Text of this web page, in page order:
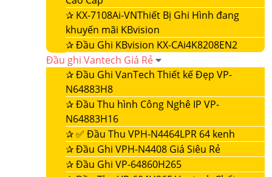
✰ KX-7108Ai-VNThiết Bị Ghi Hình đang
khuyến mãi KBvision
✰Đầu Ghi KBvision KX-CAi4K8208EN2
Đầu ghi Vantech Giá Rẻ
✰Đầu Ghi VanTech Thiết kế Đẹp VP-
N64883H8
✰Đầu Thu hình Công Nghê IP VP-
N64883H16
✰✅ Đầu Thu VPH-N4464LPR 64 kenh
✰Đầu Ghi VPH-N4408 Giá Siêu Rẻ
✰Đầu Ghi VP-64860H265